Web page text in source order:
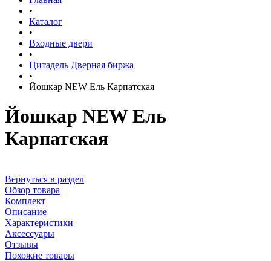
•
Каталог
•
Входные двери
•
Цитадель Дверная биржа
•
Йошкар NEW Ель Карпатская
Йошкар NEW Ель
Карпатская
Вернуться в раздел
Обзор товара
Комплект
Описание
Характеристики
Аксессуары
Отзывы
Похожие товары